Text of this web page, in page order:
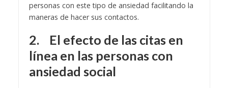
personas con este tipo de ansiedad facilitando la
maneras de hacer sus contactos.
2. El efecto de las citas en
línea en las personas con
ansiedad social